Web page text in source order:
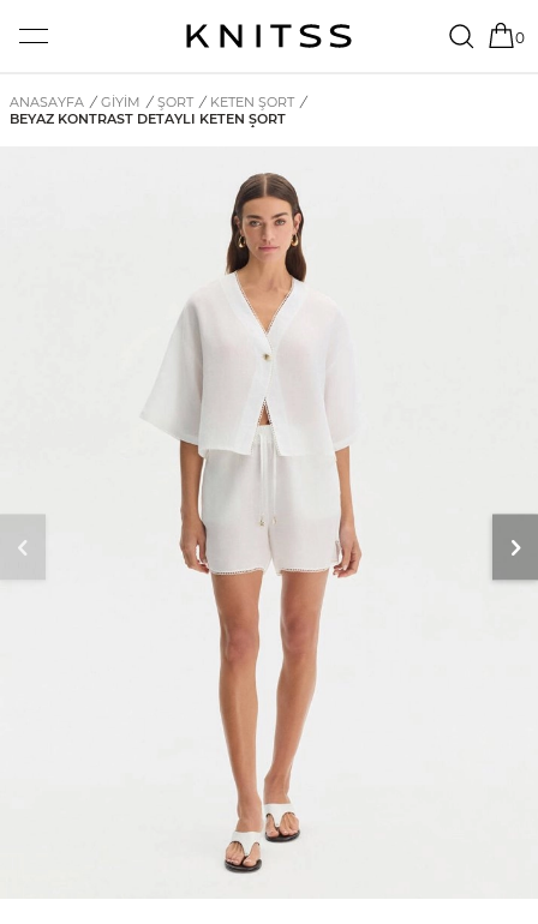
0
ANASAYFA / GİYİM / ŞORT / KETEN ŞORT /
BEYAZ KONTRAST DETAYLI KETEN ŞORT